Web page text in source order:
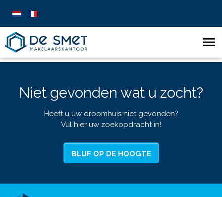
Niet gevonden wat u zocht?
Heeft u uw droomhuis niet gevonden?
Vul hier uw zoekopdracht in!
BLIJF OP DE HOOGTE